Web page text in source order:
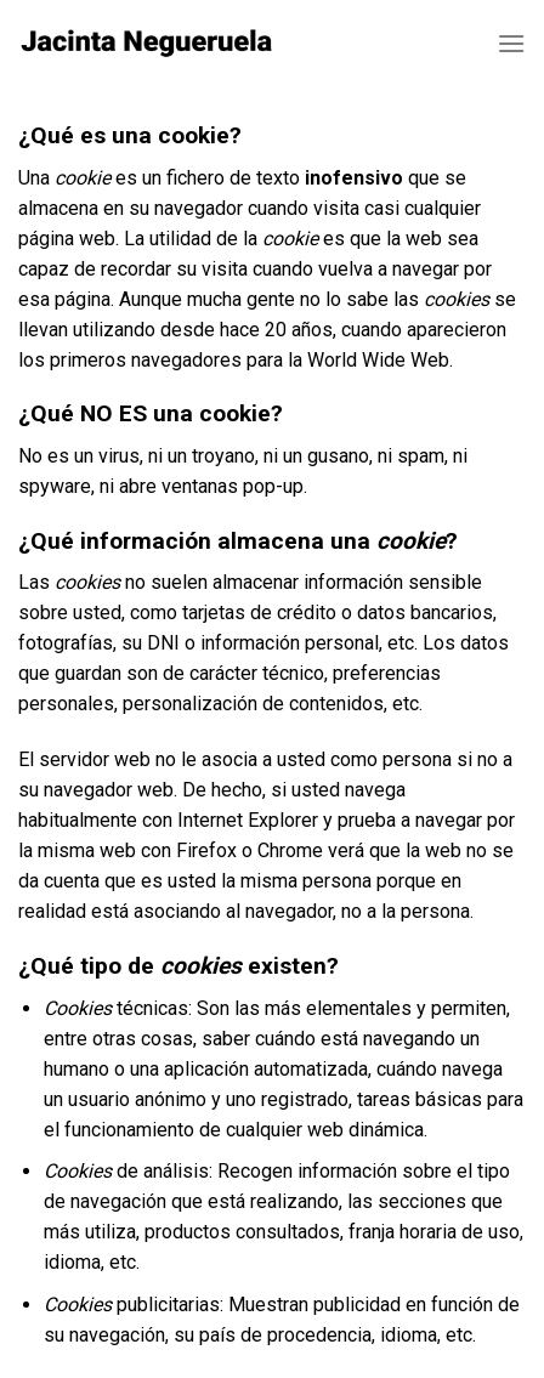
¿Qué es una cookie?
Una cookiees un fichero de texto inofensivo que se
almacena en su navegador cuando visita casi cualquier
página web. La utilidad de la cookiees que la web sea
capaz de recordar su visita cuando vuelva a navegar por
esa página. Aunque mucha gente no lo sabe las cookiesse
llevan utilizando desde hace 20 años, cuando aparecieron
los primeros navegadores para la World Wide Web.
¿Qué NO ES una cookie?
No es un virus, ni un troyano, ni un gusano, ni spam, ni
spyware, ni abre ventanas pop-up.
¿Qué información almacena una cookie?
Las cookiesno suelen almacenar información sensible
sobre usted, como tarjetas de crédito o datos bancarios,
fotografías, su DNI o información personal, etc. Los datos
que guardan son de carácter técnico, preferencias
personales, personalización de contenidos, etc.
El servidor web no le asocia a usted como persona si no a
su navegador web. De hecho, si usted navega
habitualmente con Internet Explorer y prueba a navegar por
la misma web con Firefox o Chrome verá que la web no se
da cuenta que es usted la misma persona porque en
realidad está asociando al navegador, no a la persona.
¿Qué tipo de cookiesexisten?
Cookiestécnicas: Son las más elementales y permiten,
entre otras cosas, saber cuándo está navegando un
humano o una aplicación automatizada, cuándo navega
un usuario anónimo y uno registrado, tareas básicas para
el funcionamiento de cualquier web dinámica.
Cookiesde análisis: Recogen información sobre el tipo
de navegación que está realizando, las secciones que
más utiliza, productos consultados, franja horaria de uso,
idioma, etc.
Cookiespublicitarias: Muestran publicidad en función de
su navegación, su país de procedencia, idioma, etc.